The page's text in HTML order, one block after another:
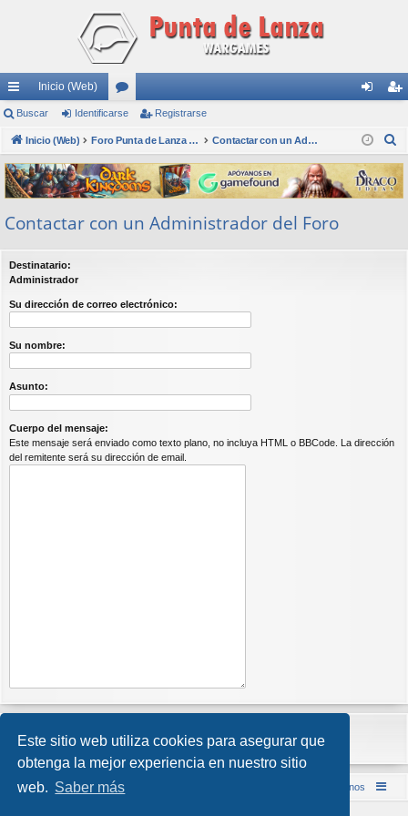
Este sitio web utiliza cookies para asegurar que
obtenga la mejor experiencia en nuestro sitio
web. Saber más
nl
ac
es
rá
pi
do
s
Inicio (Web)
or
os nti
fic
ar
ist
ra
rs
Buscar Identificarse Registrarse
Inicio (Web) Foro Punta de Lanza Wargames Contactar con un Administrador del Foro
s
c
Contactar con un Administrador del Foro
Destinatario:
Administrador
Su dirección de correo electrónico:
Su nombre:
Asunto:
Cuerpo del mensaje:
Este mensaje será enviado como texto plano, no incluya HTML o BBCode. La dirección
del remitente será su dirección de email.
Inicio (Web) Foro Punta de Lanza Wargames Contáctenos